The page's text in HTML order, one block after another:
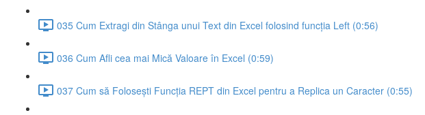
035 Cum Extragi din Stânga unui Text din Excel folosind funcția Left (0:56)
036 Cum Afli cea mai Mică Valoare în Excel (0:59)
037 Cum să Folosești Funcția REPT din Excel pentru a Replica un Caracter (0:55)